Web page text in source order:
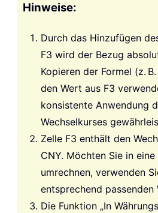
Hinweise:
Durch das Hinzufügen
F3 wird der Bezug
Kopieren der Formel (z.
den Wert aus F3
konsistente Anwendung
Wechselkurses
Zelle F3 enthält den
CNY. Möchten Sie in
umrechnen, verwenden
entsprechend passenden
Die Funktion „In